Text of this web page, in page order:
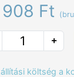
908 Ft
költség a